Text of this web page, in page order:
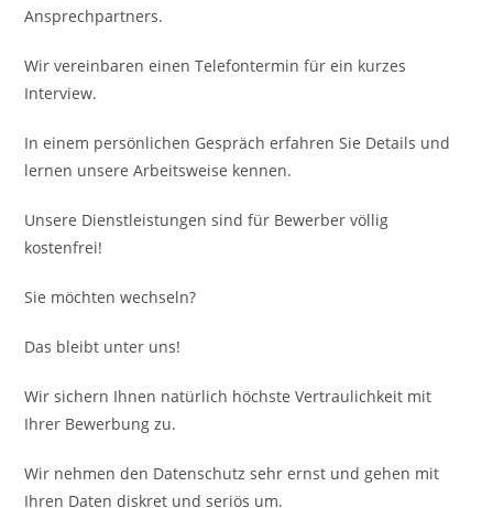
Ansprechpartners.
Wir vereinbaren einen Telefontermin für ein kurzes
Interview.
In einem persönlichen Gespräch erfahren Sie Details und
lernen unsere Arbeitsweise kennen.
Unsere Dienstleistungen sind für Bewerber völlig
kostenfrei!
Sie möchten wechseln?
Das bleibt unter uns!
Wir sichern Ihnen natürlich höchste Vertraulichkeit mit
Ihrer Bewerbung zu.
Wir nehmen den Datenschutz sehr ernst und gehen mit
Ihren Daten diskret und seriös um.